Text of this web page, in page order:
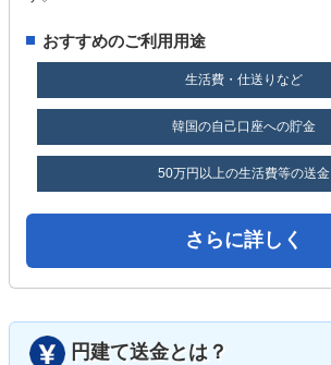
おすすめのご利用用途
生活費・仕送りなど
韓国の自己口座への貯金
50万円以上の生活費等の送金
さらに詳しく
円建て送金とは？